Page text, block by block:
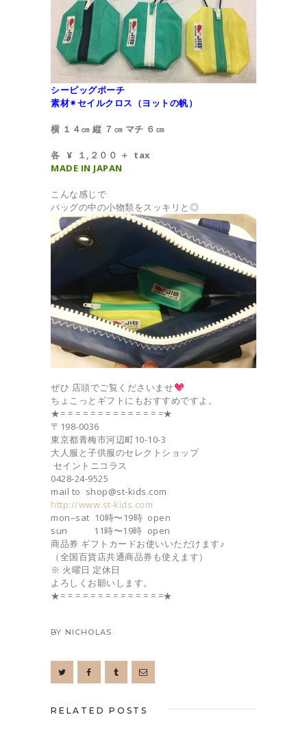
シーピッグポーチ
素材✴︎セイルクロス（ヨットの帆）
横 １４㎝ 縦 ７㎝ マチ ６㎝
各 ¥ １,２００ ＋ tax
MADE IN JAPAN
こんな感じで
バッグの中の小物類をスッキリと◎
ぜひ 店頭でご覧くださいませ
ちょこっとギフトにもおすすめですよ。
★= = = = = = = = = = = = = =★
〒198-0036
東京都青梅市河辺町10-10-3
大人服と子供服のセレクトショップ
セイントニコラス
0428-24-9525
mail to shop@st-kids.com
http://www.st-kids.com
mon–sat 10時〜19時 open
sun 11時〜19時 open
商品券 ギフトカードお使いいただけます♪
（全国百貨店共通商品券も使えます）
※ 火曜日 定休日
よろしくお願いします。
★= = = = = = = = = = = = = =★
BY NICHOLAS
RELATED POSTS